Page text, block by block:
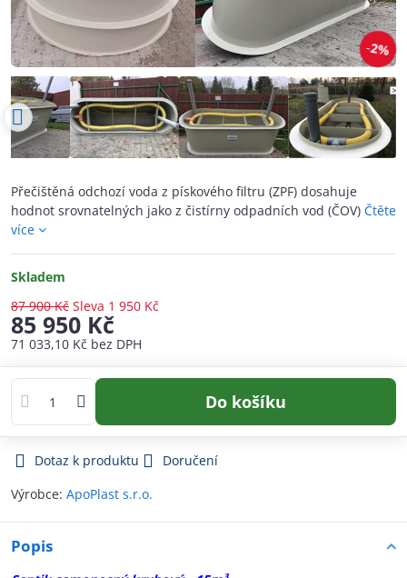
2%
Přečištěná odchozí voda z pískového filtru (ZPF) dosahuje
hodnot srovnatelných jako z čistírny odpadních vod (ČOV) Čtěte
více
Skladem
87 900 Kč Sleva 1 950 Kč
85 950 Kč
71 033,10 Kč bez DPH
Do košíku
Dotaz k produktu
Doručení
Výrobce: ApoPlast s.r.o.
Popis